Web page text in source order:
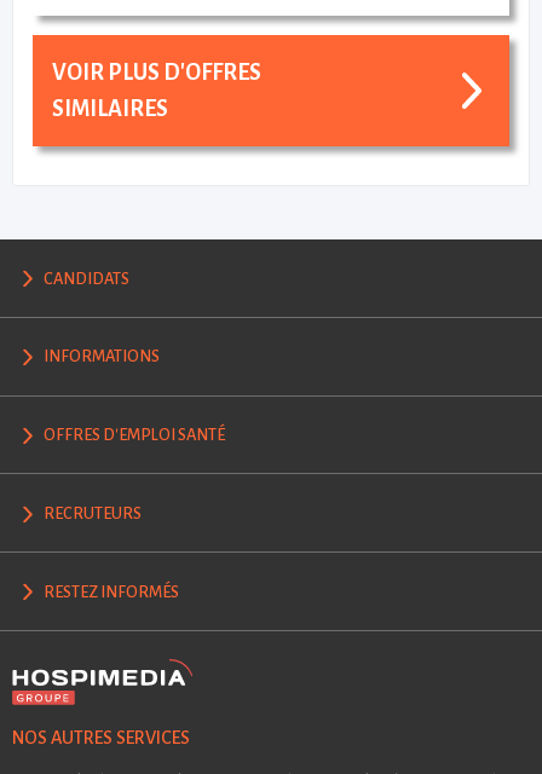
VOIR PLUS D'OFFRES
SIMILAIRES
CANDIDATS
INFORMATIONS
OFFRES D'EMPLOI SANTÉ
RECRUTEURS
RESTEZ INFORMÉS
NOS AUTRES SERVICES